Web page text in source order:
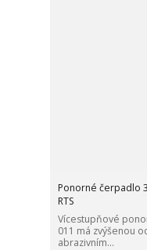
Ponorné čerpadlo
RTS
Vícestupňové
011 má zvýšenou
abrazivním...